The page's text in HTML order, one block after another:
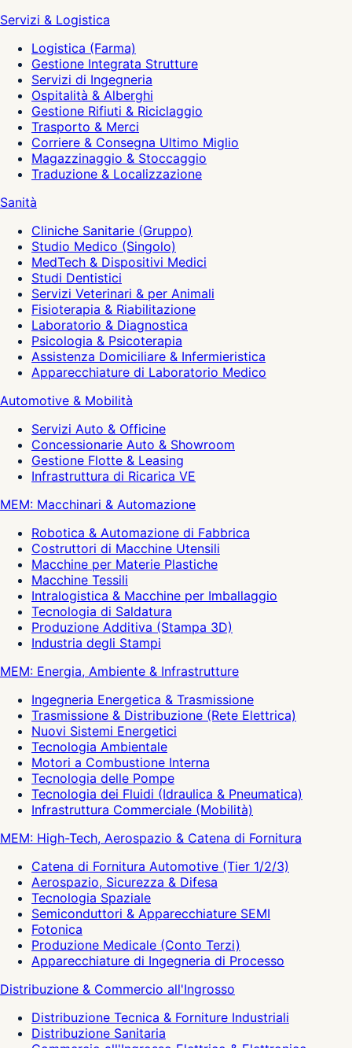
Servizi & Logistica
Logistica (Farma)
Gestione Integrata Strutture
Servizi di Ingegneria
Ospitalità & Alberghi
Gestione Rifiuti & Riciclaggio
Trasporto & Merci
Corriere & Consegna Ultimo Miglio
Magazzinaggio & Stoccaggio
Traduzione & Localizzazione
Sanità
Cliniche Sanitarie (Gruppo)
Studio Medico (Singolo)
MedTech & Dispositivi Medici
Studi Dentistici
Servizi Veterinari & per Animali
Fisioterapia & Riabilitazione
Laboratorio & Diagnostica
Psicologia & Psicoterapia
Assistenza Domiciliare & Infermieristica
Apparecchiature di Laboratorio Medico
Automotive & Mobilità
Servizi Auto & Officine
Concessionarie Auto & Showroom
Gestione Flotte & Leasing
Infrastruttura di Ricarica VE
MEM: Macchinari & Automazione
Robotica & Automazione di Fabbrica
Costruttori di Macchine Utensili
Macchine per Materie Plastiche
Macchine Tessili
Intralogistica & Macchine per Imballaggio
Tecnologia di Saldatura
Produzione Additiva (Stampa 3D)
Industria degli Stampi
MEM: Energia, Ambiente & Infrastrutture
Ingegneria Energetica & Trasmissione
Trasmissione & Distribuzione (Rete Elettrica)
Nuovi Sistemi Energetici
Tecnologia Ambientale
Motori a Combustione Interna
Tecnologia delle Pompe
Tecnologia dei Fluidi (Idraulica & Pneumatica)
Infrastruttura Commerciale (Mobilità)
MEM: High-Tech, Aerospazio & Catena di Fornitura
Catena di Fornitura Automotive (Tier 1/2/3)
Aerospazio, Sicurezza & Difesa
Tecnologia Spaziale
Semiconduttori & Apparecchiature SEMI
Fotonica
Produzione Medicale (Conto Terzi)
Apparecchiature di Ingegneria di Processo
Distribuzione & Commercio all'Ingrosso
Distribuzione Tecnica & Forniture Industriali
Distribuzione Sanitaria